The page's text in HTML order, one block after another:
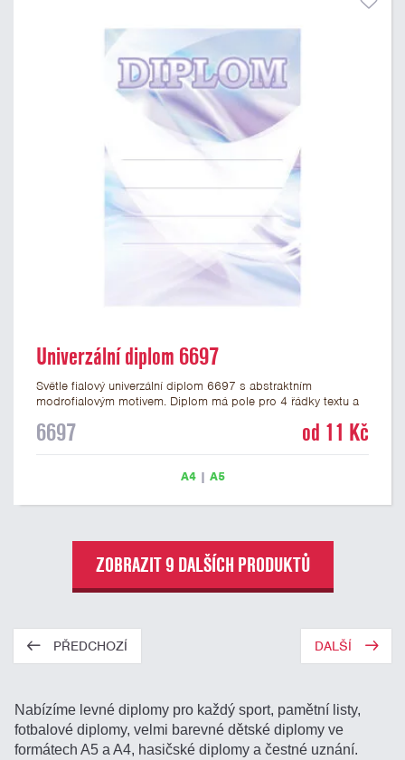
Univerzální diplom 6697
Světle fialový univerzální diplom 6697 s abstraktním
modrofialovým motivem. Diplom má pole pro 4 řádky textu a
ve formátu A4 a A5. Papírový diplom s univerzálním
6697 od 11 Kč
A4| A5
ZOBRAZIT 9 DALŠÍCH PRODUKTŮ
PŘEDCHOZÍ DALŠÍ
Nabízíme levné diplomy pro každý sport, pamětní listy,
fotbalové diplomy, velmi barevné dětské diplomy ve
formátech A5 a A4, hasičské diplomy a čestné uznání.